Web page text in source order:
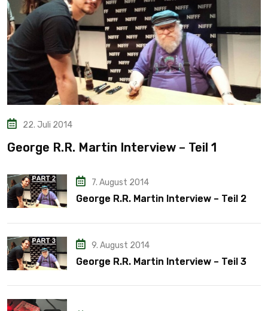
22. Juli 2014
George R.R. Martin Interview – Teil 1
7. August 2014
George R.R. Martin Interview – Teil 2
9. August 2014
George R.R. Martin Interview – Teil 3